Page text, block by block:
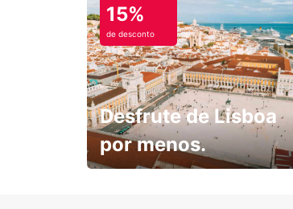
15%
de desconto
Desfrute de Lisboa
por menos.